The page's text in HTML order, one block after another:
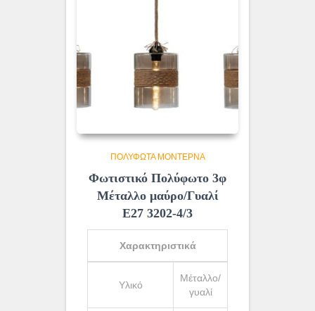
ΠΟΛΎΦΩΤΑ ΜΟΝΤΈΡΝΑ
Φωτιστικό Πολύφωτο 3φ
Μέταλλο μαύρο/Γυαλί
Ε27 3202-4/3
Χαρακτηριστικά
Υλικό
Μέταλλο/
γυαλί